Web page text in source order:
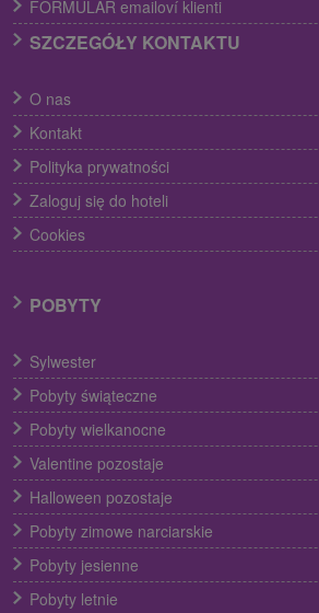
FORMULÁR emailoví klienti
SZCZEGÓŁY KONTAKTU
O nas
Kontakt
Polityka prywatności
Zaloguj się do hoteli
Cookies
POBYTY
Sylwester
Pobyty świąteczne
Pobyty wielkanocne
Valentine pozostaje
Halloween pozostaje
Pobyty zimowe narciarskie
Pobyty jesienne
Pobyty letnie